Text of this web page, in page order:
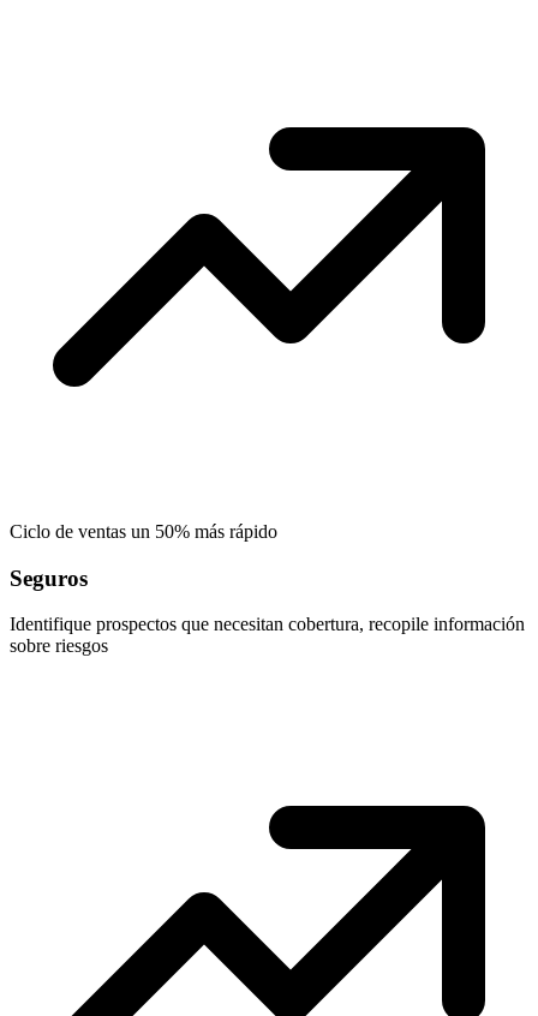
Ciclo de ventas un 50% más rápido
Seguros
Identifique prospectos que necesitan cobertura, recopile información
sobre riesgos